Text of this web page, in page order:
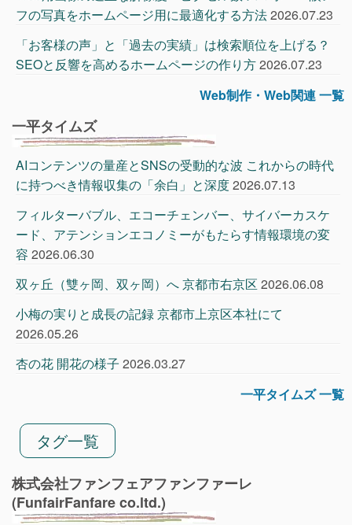
フの写真をホームページ用に最適化する方法2026.07.23
「お客様の声」と「過去の実績」は検索順位を上げる？
SEOと反響を高めるホームページの作り方2026.07.23
Web制作・Web関連 一覧
一平タイムズ
AIコンテンツの量産とSNSの受動的な波 これからの時代
に持つべき情報収集の「余白」と深度2026.07.13
フィルターバブル、エコーチェンバー、サイバーカスケ
ード、アテンションエコノミーがもたらす情報環境の変
容 2026.06.30
双ヶ丘（雙ヶ岡、双ヶ岡）へ 京都市右京区 2026.06.08
小梅の実りと成長の記録 京都市上京区本社にて
2026.05.26
杏の花 開花の様子 2026.03.27
一平タイムズ 一覧
タグ一覧
株式会社ファンフェアファンファーレ
(FunfairFanfare co.ltd.)